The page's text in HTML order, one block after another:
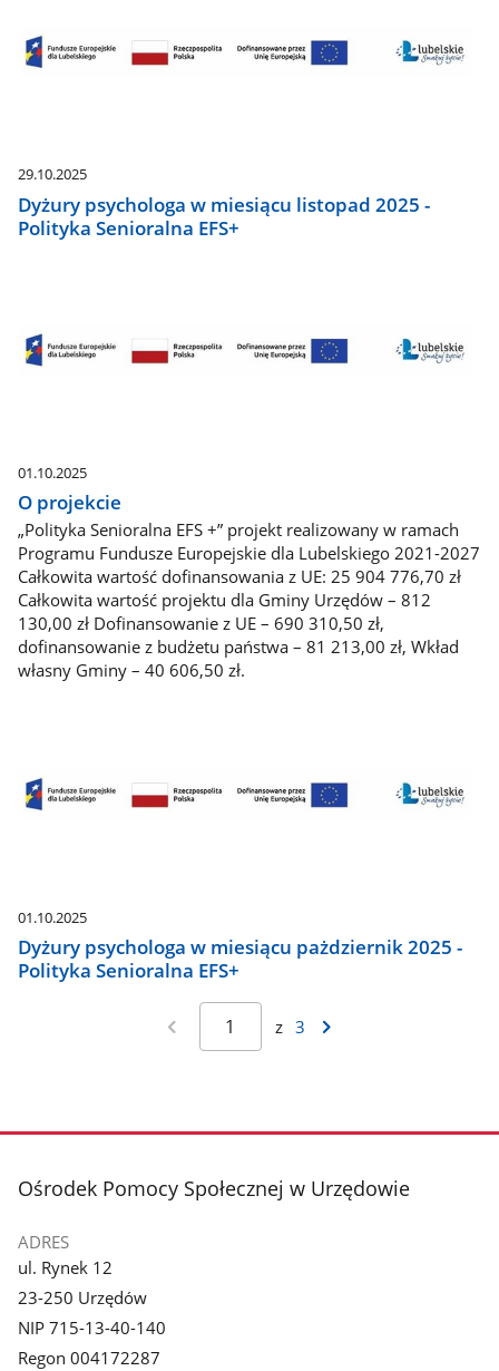
29.10.2025
Dyżury psychologa w miesiącu listopad 2025 -
Polityka Senioralna EFS+
01.10.2025
O projekcie
„Polityka Senioralna EFS +” projekt realizowany w ramach
Programu Fundusze Europejskie dla Lubelskiego 2021-2027
Całkowita wartość dofinansowania z UE: 25 904 776,70 zł
Całkowita wartość projektu dla Gminy Urzędów – 812
130,00 zł Dofinansowanie z UE – 690 310,50 zł,
dofinansowanie z budżetu państwa – 81 213,00 zł, Wkład
własny Gminy – 40 606,50 zł.
01.10.2025
Dyżury psychologa w miesiącu pażdziernik 2025 -
Polityka Senioralna EFS+
z 3
stopka
Ośrodek Pomocy Społecznej w Urzędowie
ADRES
ul. Rynek 12
23-250 Urzędów
NIP 715-13-40-140
Regon 004172287